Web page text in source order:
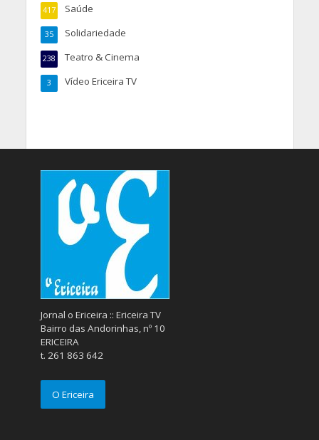
Saúde
417
Solidariedade
35
Teatro & Cinema
238
Vídeo Ericeira TV
3
Jornal o Ericeira :: Ericeira TV
Bairro das Andorinhas, nº 10
ERICEIRA
t. 261 863 642
O Ericeira